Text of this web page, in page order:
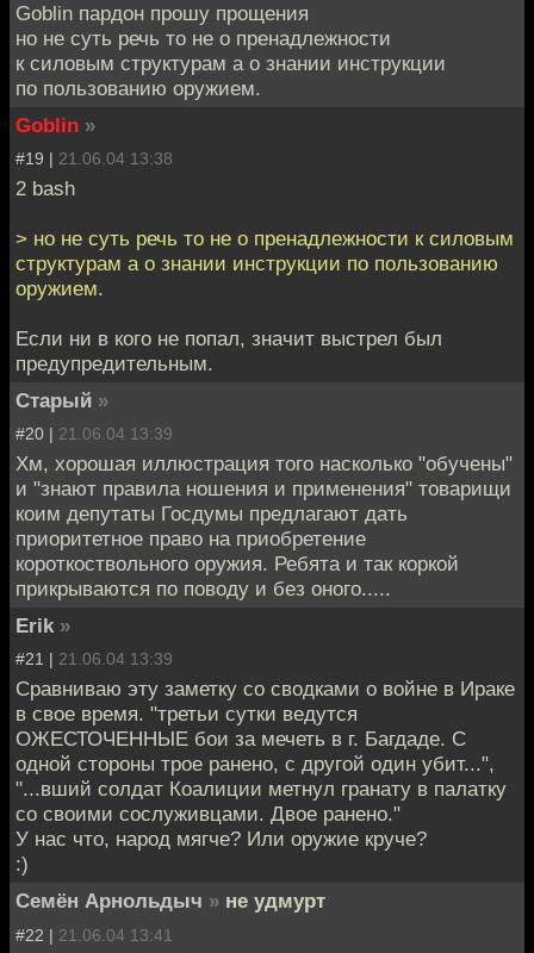
Goblin пардон прошу прощения
но не суть речь то не о пренадлежности
к силовым структурам а о знании инструкции
по пользованию оружием.
Goblin »
#19 | 21.06.04 13:38
2 bash
> но не суть речь то не о пренадлежности к силовым
структурам а о знании инструкции по пользованию
оружием.
Если ни в кого не попал, значит выстрел был
предупредительным.
Старый »
#20 | 21.06.04 13:39
Хм, хорошая иллюстрация того насколько "обучены"
и "знают правила ношения и применения" товарищи
коим депутаты Госдумы предлагают дать
приоритетное право на приобретение
короткоствольного оружия. Ребята и так коркой
прикрываются по поводу и без оного.....
Erik »
#21 | 21.06.04 13:39
Сравниваю эту заметку со сводками о войне в Ираке
в свое время. "третьи сутки ведутся
ОЖЕСТОЧЕННЫЕ бои за мечеть в г. Багдаде. С
одной стороны трое ранено, с другой один убит...",
"...вший солдат Коалиции метнул гранату в палатку
со своими сослуживцами. Двое ранено."
У нас что, народ мягче? Или оружие круче?
:)
Семён Арнольдыч » не удмурт
#22 | 21.06.04 13:41